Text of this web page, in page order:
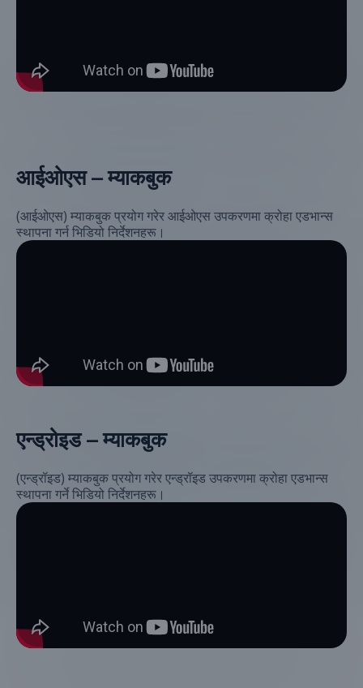
आईओएस – म्याकबुक
(आईओएस) म्याकबुक प्रयोग गरेर आईओएस उपकरणमा क्रोहा एडभान्स
स्थापना गर्न भिडियो निर्देशनहरू।
एन्ड्रोइड – म्याकबुक
(एन्ड्रॉइड) म्याकबुक प्रयोग गरेर एन्ड्रॉइड उपकरणमा क्रोहा एडभान्स
स्थापना गर्ने भिडियो निर्देशनहरू।